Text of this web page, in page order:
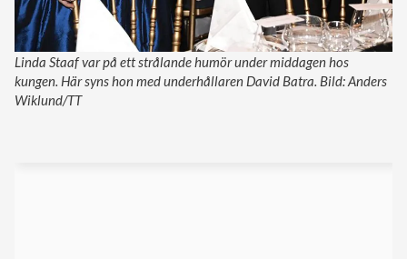
Linda Staaf var på ett strålande humör under middagen hos
kungen. Här syns hon med underhållaren David Batra. Bild: Anders
Wiklund/TT